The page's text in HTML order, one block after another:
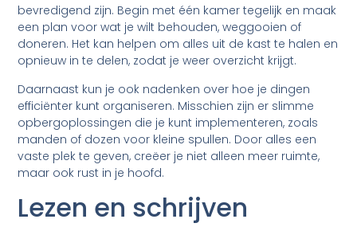
bevredigend zijn. Begin met één kamer tegelijk en maak
een plan voor wat je wilt behouden, weggooien of
doneren. Het kan helpen om alles uit de kast te halen en
opnieuw in te delen, zodat je weer overzicht krijgt.
Daarnaast kun je ook nadenken over hoe je dingen
efficiënter kunt organiseren. Misschien zijn er slimme
opbergoplossingen die je kunt implementeren, zoals
manden of dozen voor kleine spullen. Door alles een
vaste plek te geven, creëer je niet alleen meer ruimte,
maar ook rust in je hoofd.
Lezen en schrijven